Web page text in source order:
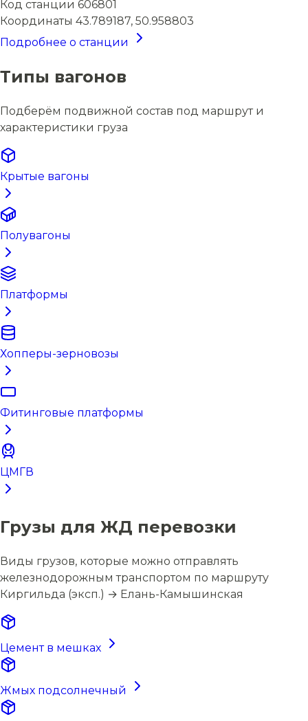
Код станции 606801
Координаты 43.789187, 50.958803
Подробнее о станции
Типы вагонов
Подберём подвижной состав под маршрут и
характеристики груза
Крытые вагоны
Полувагоны
Платформы
Хопперы-зерновозы
Фитинговые платформы
ЦМГВ
Грузы для ЖД перевозки
Виды грузов, которые можно отправлять
железнодорожным транспортом по маршруту
Киргильда (эксп.) → Елань-Камышинская
Цемент в мешках
Жмых подсолнечный